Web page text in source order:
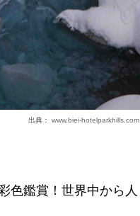
出典： www.biei-hotelparkhills.com
色鑑賞！世界中から人